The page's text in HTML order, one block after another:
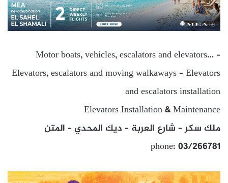
Motor boats, vehicles, escalators and elevators… –
Elevators, escalators and moving walkaways – Elevators
and escalators installation
Elevators Installation & Maintenance
ملك سكر – شارع العربة – ديك المحدي – المتن
phone: 03/266781